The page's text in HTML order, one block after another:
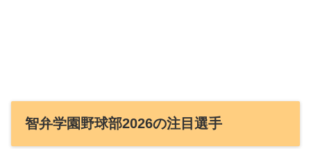
智弁学園野球部2026の注目選手